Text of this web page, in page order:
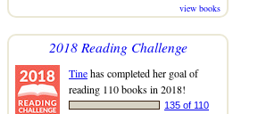
view books
2018 Reading Challenge
Tinehas completed her goal of
reading 110 books in 2018!
135 of 110